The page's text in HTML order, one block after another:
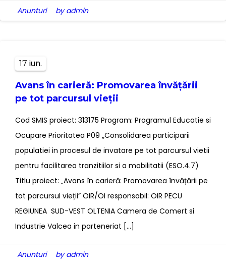
Anunturi by admin
17 iun.
Avans în carieră: Promovarea învățării
pe tot parcursul vieții
Cod SMIS proiect: 313175 Program: Programul Educatie si
Ocupare Prioritatea P09 „Consolidarea participarii
populatiei in procesul de invatare pe tot parcursul vietii
pentru facilitarea tranzitiilor si a mobilitatii (ESO.4.7)
Titlu proiect: „Avans în carieră: Promovarea învățării pe
tot parcursul vieții” OIR/OI responsabil: OIR PECU
REGIUNEA SUD-VEST OLTENIA Camera de Comert si
Industrie Valcea in parteneriat […]
Anunturi by admin